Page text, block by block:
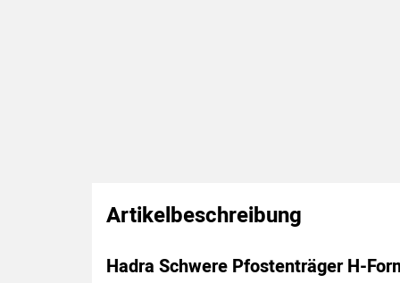
Artikelbeschreibung
Hadra Schwere Pfostenträger H-